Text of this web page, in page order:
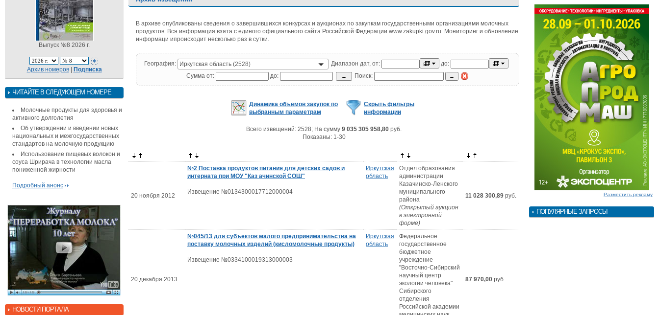
Выпуск №8 2026 г.
Архив номеров| Подписка
ЧИТАЙТЕ В СЛЕДУЮЩЕМ НОМЕРЕ
Молочные продукты для здоровья и
активного долголетия
Об утверждении и введении новых
национальных и межгосударственных
стандартов на молочную продукцию
Использование пищевых волокон и
соуса Шрирача в технологии масла
пониженной жирности
Подробный анонс
НОВОСТИ ПОРТАЛА
В архиве опубликованы сведения о завершившихся конкурсах и аукционах по закупкам государственными организациями молочных
продуктов. Вся информация взята с единого официального сайта Российской Федерации www.zakupki.gov.ru. Мониторинг и обновление
информаци ипроисходит несколько раз в сутки.
География: Иркутская область (2528) Диапазон дат, от:
до:
Сумма от:
до: Поиск:
Динамика объемов закупок по
выбранным параметрам
Скрыть фильтры
информации
Всего извещений: 2528; На сумму 9 035 305 958,80 руб.
Показаны: 1-30
20 ноября 2012
№2 Поставка продуктов питания для детских садов и
интерната при МОУ "Каз ачинской СОШ"
Извещение №0134300017712000004
Иркутская
область
Отдел образования
администрации
Казачинско-Ленского
муниципального
района
(Открытый аукцион
в электронной
форме)
11 028 300,89 руб.
20 декабря 2013
№045/13 для субъектов малого предпринимательства на
поставку молочных изделий (кисломолочные продукты)
Извещение №0334100019313000003
Иркутская
область
Федеральное
государственное
бюджетное
учреждение
"Восточно-Сибирский
научный центр
экологии человека"
Сибирского
отделения
Российской академии
87 970,00 руб.
Разместить рекламу
ПОПУЛЯРНЫЕ ЗАПРОСЫ